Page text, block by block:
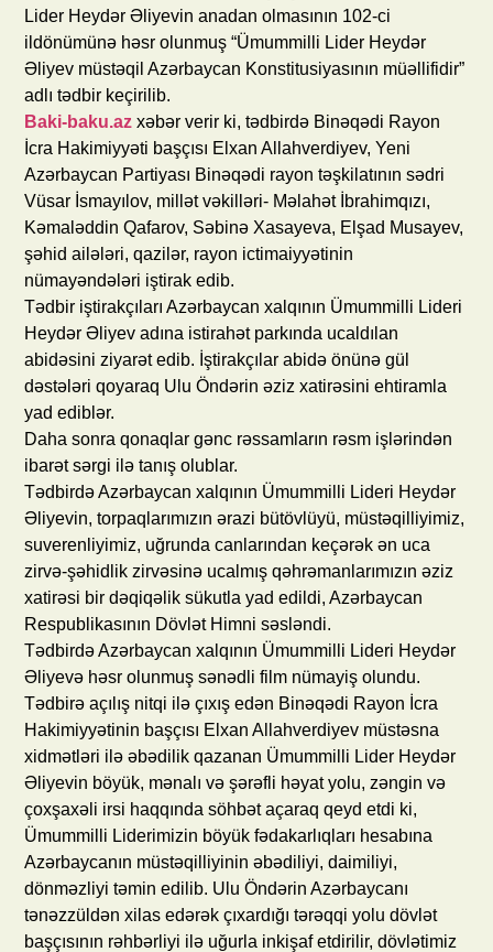
Lider Heydər Əliyevin anadan olmasının 102-ci
ildönümünə həsr olunmuş “Ümummilli Lider Heydər
Əliyev müstəqil Azərbaycan Konstitusiyasının müəllifidir”
adlı tədbir keçirilib.
Baki-baku.az xəbər verir ki, tədbirdə Binəqədi Rayon
İcra Hakimiyyəti başçısı Elxan Allahverdiyev, Yeni
Azərbaycan Partiyası Binəqədi rayon təşkilatının sədri
Vüsar İsmayılov, millət vəkilləri- Məlahət İbrahimqızı,
Kəmaləddin Qafarov, Səbinə Xasayeva, Elşad Musayev,
şəhid ailələri, qazilər, rayon ictimaiyyətinin
nümayəndələri iştirak edib.
Tədbir iştirakçıları Azərbaycan xalqının Ümummilli Lideri
Heydər Əliyev adına istirahət parkında ucaldılan
abidəsini ziyarət edib. İştirakçılar abidə önünə gül
dəstələri qoyaraq Ulu Öndərin əziz xatirəsini ehtiramla
yad ediblər.
Daha sonra qonaqlar gənc rəssamların rəsm işlərindən
ibarət sərgi ilə tanış olublar.
Tədbirdə Azərbaycan xalqının Ümummilli Lideri Heydər
Əliyevin, torpaqlarımızın ərazi bütövlüyü, müstəqilliyimiz,
suverenliyimiz, uğrunda canlarından keçərək ən uca
zirvə-şəhidlik zirvəsinə ucalmış qəhrəmanlarımızın əziz
xatirəsi bir dəqiqəlik sükutla yad edildi, Azərbaycan
Respublikasının Dövlət Himni səsləndi.
Tədbirdə Azərbaycan xalqının Ümummilli Lideri Heydər
Əliyevə həsr olunmuş sənədli film nümayiş olundu.
Tədbirə açılış nitqi ilə çıxış edən Binəqədi Rayon İcra
Hakimiyyətinin başçısı Elxan Allahverdiyev müstəsna
xidmətləri ilə əbədilik qazanan Ümummilli Lider Heydər
Əliyevin böyük, mənalı və şərəfli həyat yolu, zəngin və
çoxşaxəli irsi haqqında söhbət açaraq qeyd etdi ki,
Ümummilli Liderimizin böyük fədakarlıqları hesabına
Azərbaycanın müstəqilliyinin əbədiliyi, daimiliyi,
dönməzliyi təmin edilib. Ulu Öndərin Azərbaycanı
tənəzzüldən xilas edərək çıxardığı tərəqqi yolu dövlət
başçısının rəhbərliyi ilə uğurla inkişaf etdirilir, dövlətimiz